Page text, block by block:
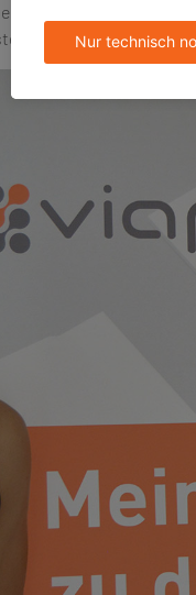
viaprinto gedruckt
Basketballer mit